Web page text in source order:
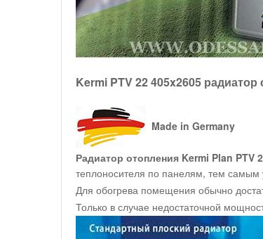
Kermi PTV 22 405x2605
Made in Germany
Радиатор отопления Kermi Plan PTV
теплоносителя по панелям, тем самым
Для обогрева помещения обычно
Только в случае недостаточной